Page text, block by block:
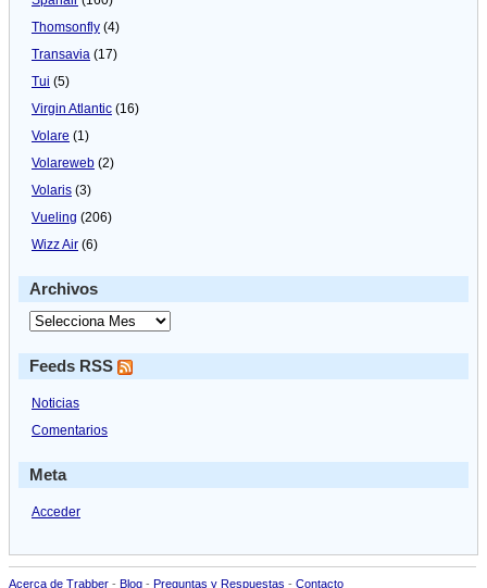
Thomsonfly (4)
Transavia (17)
Tui (5)
Virgin Atlantic (16)
Volare (1)
Volareweb (2)
Volaris (3)
Vueling (206)
Wizz Air (6)
Archivos
Feeds RSS
Noticias
Comentarios
Meta
Acceder
Acerca de Trabber - Blog - Preguntas y Respuestas - Contacto